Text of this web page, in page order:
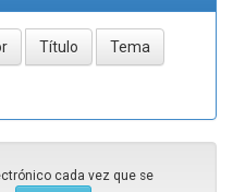
cada vez que se